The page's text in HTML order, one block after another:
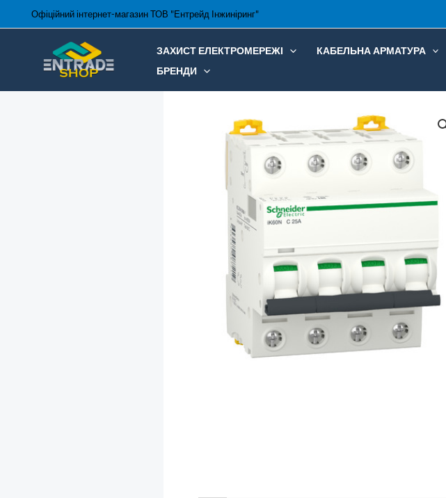
Перейти
до
Офіційний інтернет-магазин ТОВ "Ентрейд Інжиніринг"
ЗАХИСТ ЕЛЕКТРОМЕРЕЖІ КАБЕЛЬНА АРМАТУРА
БРЕНДИ